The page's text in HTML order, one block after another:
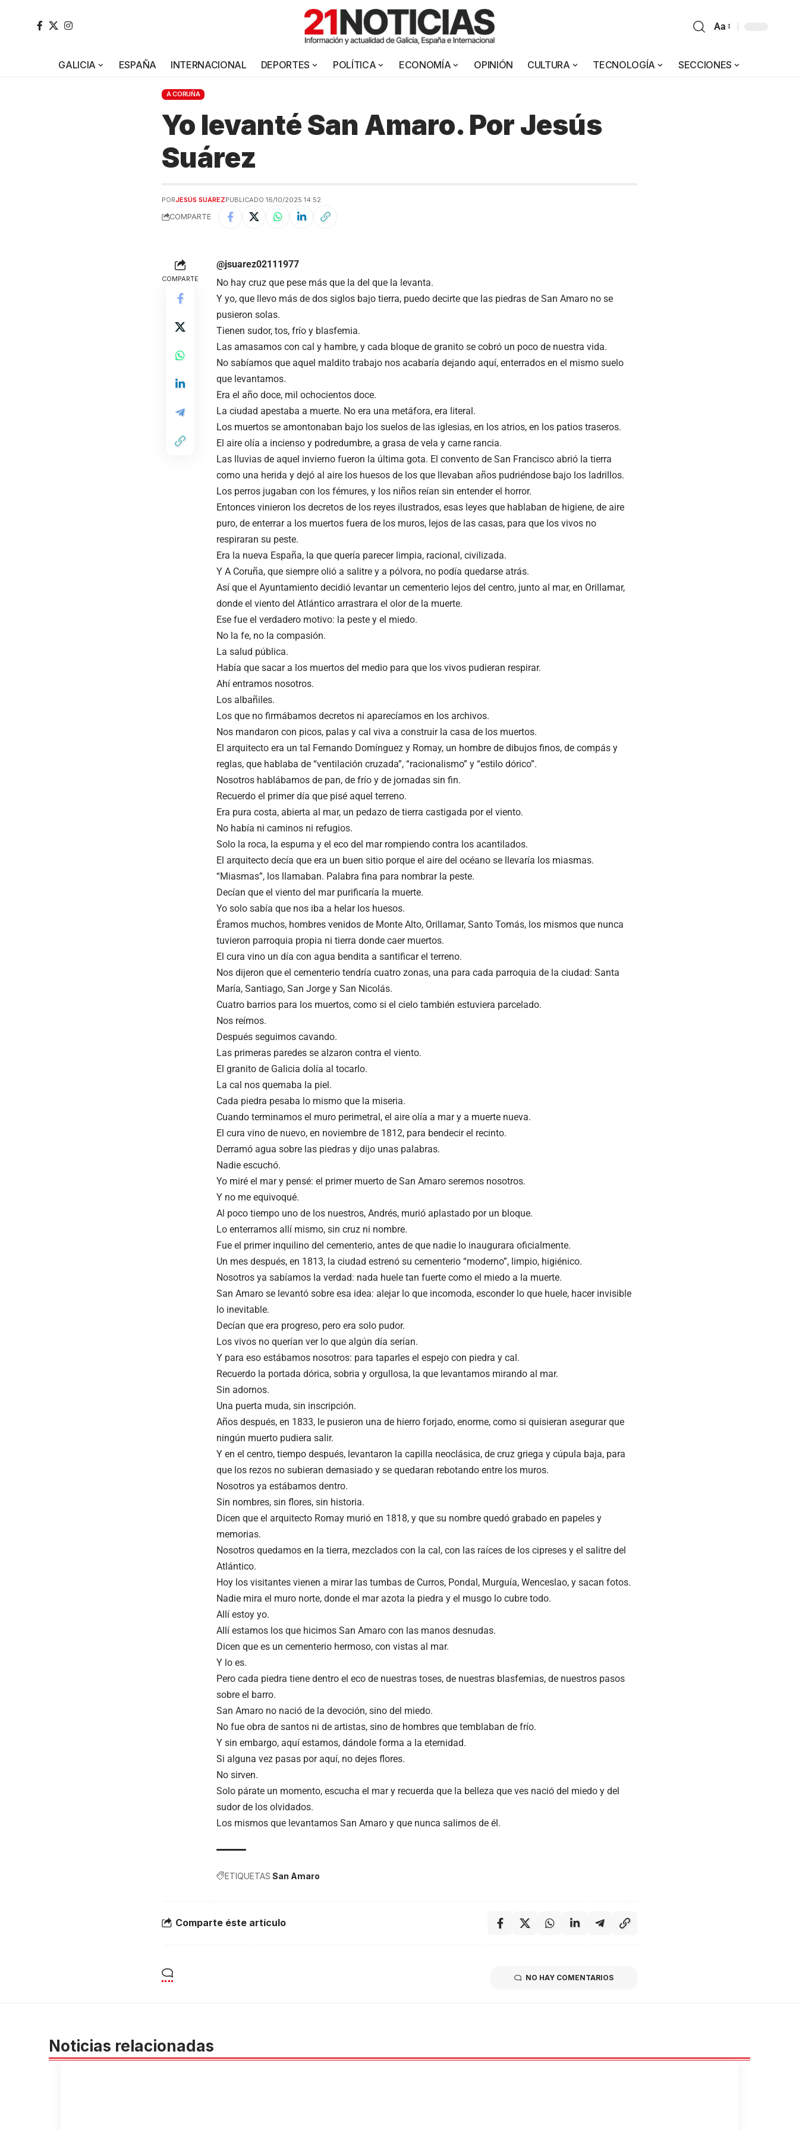
Aa
GALICIA ESPAÑA INTERNACIONAL DEPORTES POLÍTICA ECONOMÍA OPINIÓN CULTURA TECNOLOGÍA SECCIONES
A CORUÑA
Yo levanté San Amaro. Por Jesús
Suárez
PORJESÚS SUÁREZPUBLICADO 16/10/2025 14:52
COMPARTE
COMPARTE
@jsuarez02111977
No hay cruz que pese más que la del que la levanta.
Y yo, que llevo más de dos siglos bajo tierra, puedo decirte que las piedras de San Amaro no se
pusieron solas.
Tienen sudor, tos, frío y blasfemia.
Las amasamos con cal y hambre, y cada bloque de granito se cobró un poco de nuestra vida.
No sabíamos que aquel maldito trabajo nos acabaría dejando aquí, enterrados en el mismo suelo
que levantamos.
Era el año doce, mil ochocientos doce.
La ciudad apestaba a muerte. No era una metáfora, era literal.
Los muertos se amontonaban bajo los suelos de las iglesias, en los atrios, en los patios traseros.
El aire olía a incienso y podredumbre, a grasa de vela y carne rancia.
Las lluvias de aquel invierno fueron la última gota. El convento de San Francisco abrió la tierra
como una herida y dejó al aire los huesos de los que llevaban años pudriéndose bajo los ladrillos.
Los perros jugaban con los fémures, y los niños reían sin entender el horror.
Entonces vinieron los decretos de los reyes ilustrados, esas leyes que hablaban de higiene, de aire
puro, de enterrar a los muertos fuera de los muros, lejos de las casas, para que los vivos no
respiraran su peste.
Era la nueva España, la que quería parecer limpia, racional, civilizada.
Y A Coruña, que siempre olió a salitre y a pólvora, no podía quedarse atrás.
Así que el Ayuntamiento decidió levantar un cementerio lejos del centro, junto al mar, en Orillamar,
donde el viento del Atlántico arrastrara el olor de la muerte.
Ese fue el verdadero motivo: la peste y el miedo.
No la fe, no la compasión.
La salud pública.
Había que sacar a los muertos del medio para que los vivos pudieran respirar.
Ahí entramos nosotros.
Los albañiles.
Los que no firmábamos decretos ni aparecíamos en los archivos.
Nos mandaron con picos, palas y cal viva a construir la casa de los muertos.
El arquitecto era un tal Fernando Domínguez y Romay, un hombre de dibujos finos, de compás y
reglas, que hablaba de “ventilación cruzada”, “racionalismo” y “estilo dórico”.
Nosotros hablábamos de pan, de frío y de jornadas sin fin.
Recuerdo el primer día que pisé aquel terreno.
Era pura costa, abierta al mar, un pedazo de tierra castigada por el viento.
No había ni caminos ni refugios.
Solo la roca, la espuma y el eco del mar rompiendo contra los acantilados.
El arquitecto decía que era un buen sitio porque el aire del océano se llevaría los miasmas.
“Miasmas”, los llamaban. Palabra fina para nombrar la peste.
Decían que el viento del mar purificaría la muerte.
Yo solo sabía que nos iba a helar los huesos.
Éramos muchos, hombres venidos de Monte Alto, Orillamar, Santo Tomás, los mismos que nunca
tuvieron parroquia propia ni tierra donde caer muertos.
El cura vino un día con agua bendita a santificar el terreno.
Nos dijeron que el cementerio tendría cuatro zonas, una para cada parroquia de la ciudad: Santa
María, Santiago, San Jorge y San Nicolás.
Cuatro barrios para los muertos, como si el cielo también estuviera parcelado.
Nos reímos.
Después seguimos cavando.
Las primeras paredes se alzaron contra el viento.
El granito de Galicia dolía al tocarlo.
La cal nos quemaba la piel.
Cada piedra pesaba lo mismo que la miseria.
Cuando terminamos el muro perimetral, el aire olía a mar y a muerte nueva.
El cura vino de nuevo, en noviembre de 1812, para bendecir el recinto.
Derramó agua sobre las piedras y dijo unas palabras.
Nadie escuchó.
Yo miré el mar y pensé: el primer muerto de San Amaro seremos nosotros.
Y no me equivoqué.
Al poco tiempo uno de los nuestros, Andrés, murió aplastado por un bloque.
Lo enterramos allí mismo, sin cruz ni nombre.
Fue el primer inquilino del cementerio, antes de que nadie lo inaugurara oficialmente.
Un mes después, en 1813, la ciudad estrenó su cementerio “moderno”, limpio, higiénico.
Nosotros ya sabíamos la verdad: nada huele tan fuerte como el miedo a la muerte.
San Amaro se levantó sobre esa idea: alejar lo que incomoda, esconder lo que huele, hacer invisible
lo inevitable.
Decían que era progreso, pero era solo pudor.
Los vivos no querían ver lo que algún día serían.
Y para eso estábamos nosotros: para taparles el espejo con piedra y cal.
Recuerdo la portada dórica, sobria y orgullosa, la que levantamos mirando al mar.
Sin adornos.
Una puerta muda, sin inscripción.
Años después, en 1833, le pusieron una de hierro forjado, enorme, como si quisieran asegurar que
ningún muerto pudiera salir.
Y en el centro, tiempo después, levantaron la capilla neoclásica, de cruz griega y cúpula baja, para
que los rezos no subieran demasiado y se quedaran rebotando entre los muros.
Nosotros ya estábamos dentro.
Sin nombres, sin flores, sin historia.
Dicen que el arquitecto Romay murió en 1818, y que su nombre quedó grabado en papeles y
memorias.
Nosotros quedamos en la tierra, mezclados con la cal, con las raíces de los cipreses y el salitre del
Atlántico.
Hoy los visitantes vienen a mirar las tumbas de Curros, Pondal, Murguía, Wenceslao, y sacan fotos.
Nadie mira el muro norte, donde el mar azota la piedra y el musgo lo cubre todo.
Allí estoy yo.
Allí estamos los que hicimos San Amaro con las manos desnudas.
Dicen que es un cementerio hermoso, con vistas al mar.
Y lo es.
Pero cada piedra tiene dentro el eco de nuestras toses, de nuestras blasfemias, de nuestros pasos
sobre el barro.
San Amaro no nació de la devoción, sino del miedo.
No fue obra de santos ni de artistas, sino de hombres que temblaban de frío.
Y sin embargo, aquí estamos, dándole forma a la eternidad.
Si alguna vez pasas por aquí, no dejes flores.
No sirven.
Solo párate un momento, escucha el mar y recuerda que la belleza que ves nació del miedo y del
sudor de los olvidados.
Los mismos que levantamos San Amaro y que nunca salimos de él.
ETIQUETAS San Amaro
Comparte éste artículo
NO HAY COMENTARIOS
Noticias relacionadas